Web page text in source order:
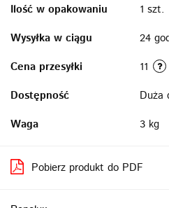
Ilość w opakowaniu
1 szt.
Wysyłka w ciągu
24
Cena przesyłki
11
Dostępność
Duża
Waga
3 kg
Pobierz produkt do PDF